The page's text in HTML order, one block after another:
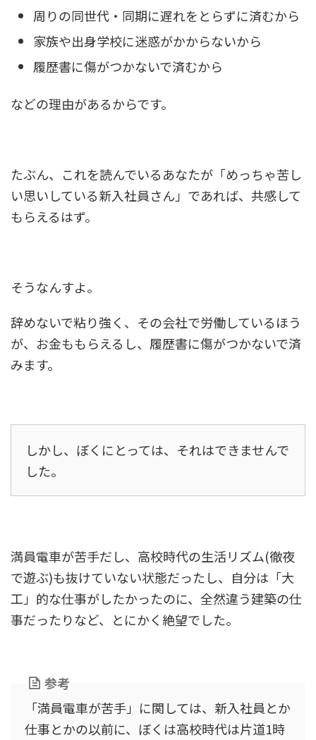
周りの同世代・同期に遅れをとらずに済むから
家族や出身学校に迷惑がかからないから
履歴書に傷がつかないで済むから
などの理由があるからです。
たぶん、これを読んでいるあなたが「めっちゃ苦し
い思いしている新入社員さん」であれば、共感して
もらえるはず。
そうなんすよ。
辞めないで粘り強く、その会社で労働しているほう
が、お金ももらえるし、履歴書に傷がつかないで済
みます。
しかし、ぼくにとっては、それはできませんで
した。
満員電車が苦手だし、高校時代の生活リズム(徹夜
で遊ぶ)も抜けていない状態だったし、自分は「大
工」的な仕事がしたかったのに、全然違う建築の仕
事だったりなど、とにかく絶望でした。
参考
「満員電車が苦手」に関しては、新入社員とか
仕事とかの以前に、ぼくは高校時代は片道1時